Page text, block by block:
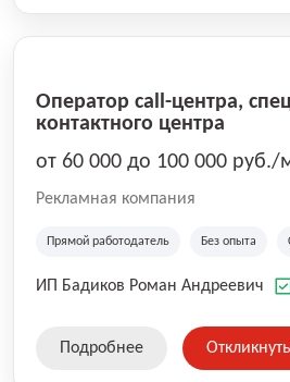
Оператор call-центра,
контактного центра
от 60 000 до 100 000 руб./
Рекламная компания
Прямой работодатель Без опыта
ИП Бадиков Роман Андреевич
Подробнее